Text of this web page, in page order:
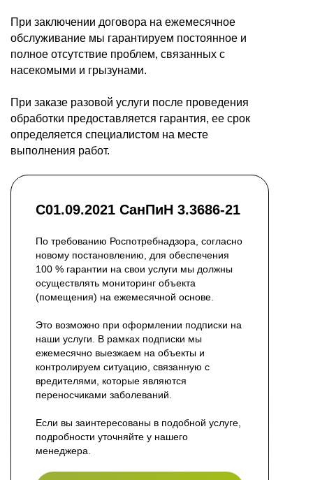
При заключении договора на ежемесячное
обслуживание мы гарантируем постоянное и
полное отсутствие проблем, связанных с
насекомыми и грызунами.
При заказе разовой услуги после проведения
обработки предоставляется гарантия, ее срок
определяется специалистом на месте
выполнения работ.
С01.09.2021 СанПиН 3.3686-21
По требованию Роспотребнадзора, согласно
новому постановлению, для обеспечения
100 % гарантии на свои услуги мы должны
осуществлять мониторинг объекта
(помещения) на ежемесячной основе.
Это возможно при оформлении подписки на
наши услуги. В рамках подписки мы
ежемесячно выезжаем на объекты и
контролируем ситуацию, связанную с
вредителями, которые являются
переносчиками заболеваний.
Если вы заинтересованы в подобной услуге,
подробности уточняйте у нашего
менеджера.